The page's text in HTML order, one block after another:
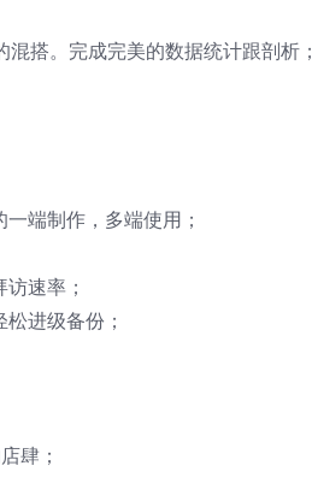
搭。完成完美的数据统计跟剖析；
端制作，多端使用；
速率；
进级备份；
肆；